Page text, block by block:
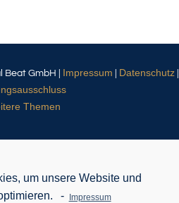
Beat GmbH | Impressum Datenschutz
Themen
um unsere Website und
- Impressum